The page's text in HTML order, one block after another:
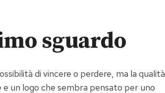
sguardo
di vincere o perdere, ma la qualità
un logo che sembra pensato per uno